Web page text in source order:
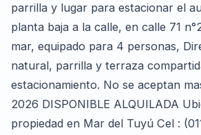
parrilla y lugar para estacionar el
planta baja a la calle, en calle 71
mar, equipado para 4 personas,
natural, parrilla y terraza
estacionamiento. No se aceptan
2026 DISPONIBLE ALQUILADA
propiedad en Mar del Tuyú Cel :